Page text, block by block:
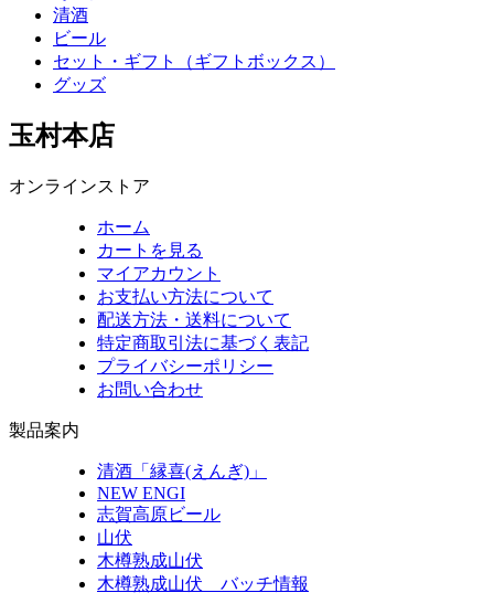
清酒
ビール
セット・ギフト（ギフトボックス）
グッズ
玉村本店
オンラインストア
ホーム
カートを見る
マイアカウント
お支払い方法について
配送方法・送料について
特定商取引法に基づく表記
プライバシーポリシー
お問い合わせ
製品案内
清酒「縁喜(えんぎ)」
NEW ENGI
志賀高原ビール
山伏
木樽熟成山伏
木樽熟成山伏 バッチ情報